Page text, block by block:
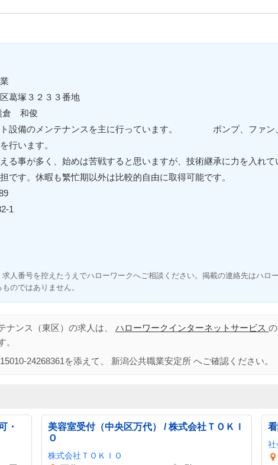
葛塚３２３３番地
倉 和俊
ト設備のメンテナンスを主に行っています。 ポンプ、ファン
行います。
る事が多く、始めは苦戦すると思いますが、技術継承に力を入れ
です。休暇も繁忙期以外は比較的自由に取得可能です。
1
人番号を控えたうえでハローワークへご相談ください。掲載の連絡先はハロ
のではありません。
ナンス（東区）の求人は、 ハローワークインターネットサービス
。
15010-24268361 を添えて、 新潟公共職業安定所 へご確認ください。
・
美容室受付（中央区万代） / 株式会社ＴＯＫＩ
Ｏ
株式会社ＴＯＫＩＯ
社